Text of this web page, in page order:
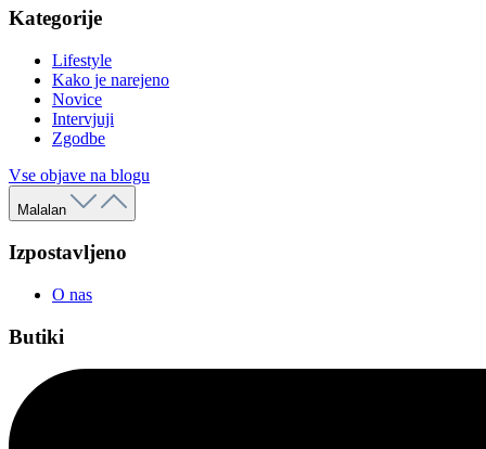
Kategorije
Lifestyle
Kako je narejeno
Novice
Intervjuji
Zgodbe
Vse objave na blogu
Malalan
Izpostavljeno
O nas
Butiki